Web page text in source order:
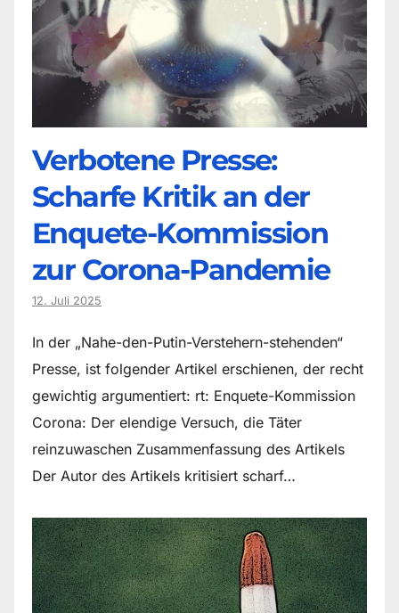
Verbotene Presse:
Scharfe Kritik an der
Enquete-Kommission
zur Corona-Pandemie
12. Juli 2025
In der „Nahe-den-Putin-Verstehern-stehenden“
Presse, ist folgender Artikel erschienen, der recht
gewichtig argumentiert: rt: Enquete-Kommission
Corona: Der elendige Versuch, die Täter
reinzuwaschen Zusammenfassung des Artikels
Der Autor des Artikels kritisiert scharf…